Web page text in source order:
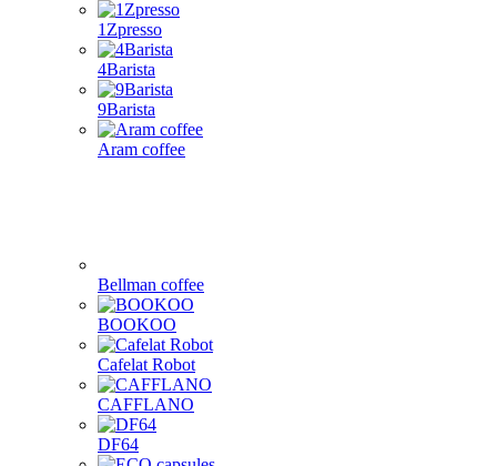
1Zpresso
4Barista
9Barista
Aram coffee
Bellman coffee
BOOKOO
Cafelat Robot
CAFFLANO
DF64